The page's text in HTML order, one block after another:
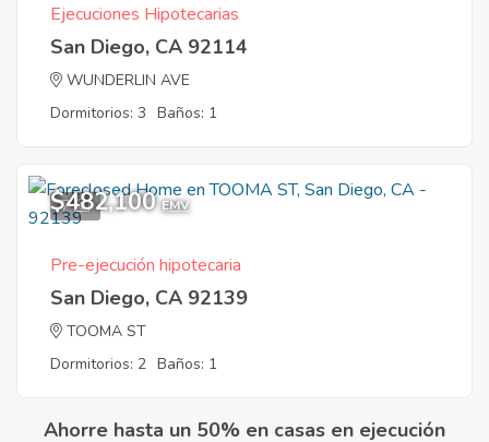
Ejecuciones Hipotecarias
San Diego, CA 92114
WUNDERLIN AVE
Dormitorios: 3 Baños: 1
7
$482,100 EMV
Pre-ejecución hipotecaria
San Diego, CA 92139
TOOMA ST
Dormitorios: 2 Baños: 1
Ahorre hasta un 50% en casas en ejecución